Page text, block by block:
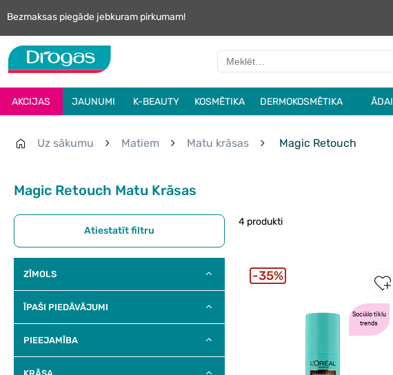
Bezmaksas piegāde jebkuram pirkumam!
AKCIJAS JAUNUMI K-BEAUTY KOSMĒTIKA DERMOKOSMĒTIKA ĀDAI
Uz sākumu Matiem Matu krāsas Magic Retouch
Magic Retouch Matu Krāsas
Atiestatīt filtru
ZĪMOLS
ĪPAŠI PIEDĀVĀJUMI
PIEEJAMĪBA
4 produkti
Sociālo tīklu
trends
35%